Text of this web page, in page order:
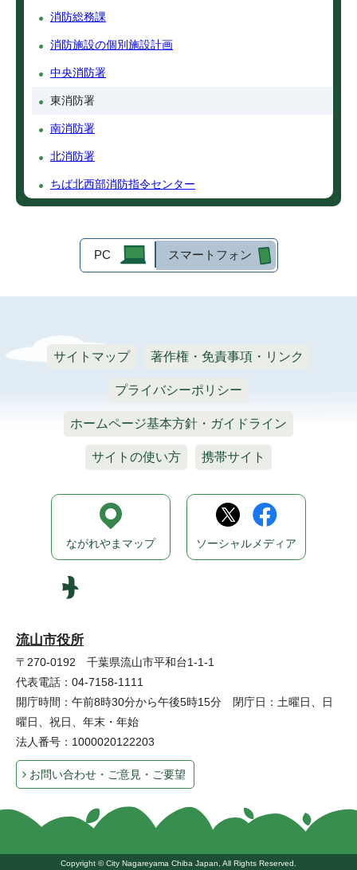
消防総務課
消防施設の個別施設計画
中央消防署
東消防署
南消防署
北消防署
ちば北西部消防指令センター
PC スマートフォン
サイトマップ 著作権・免責事項・リンク
プライバシーポリシー
ホームページ基本方針・ガイドライン
サイトの使い方 携帯サイト
流山市役所
〒270-0192 千葉県流山市平和台1-1-1
代表電話：04-7158-1111
開庁時間：午前8時30分から午後5時15分 閉庁日：土曜日、日
曜日、祝日、年末・年始
法人番号：1000020122203
お問い合わせ・ご意見・ご要望
ながれやまマップ ソーシャルメディア
Copyright © City Nagareyama Chiba Japan, All Rights Reserved.